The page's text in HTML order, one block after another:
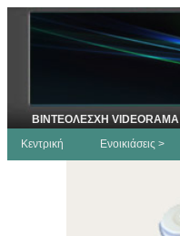
ΒΙΝΤΕΟΛΕΣΧΗ VIDEORAMA
Κεντρική
Ενοικιάσεις >